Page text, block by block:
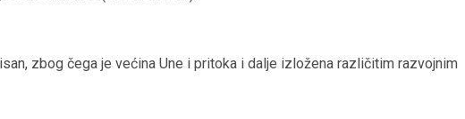
zbog čega je većina Une i pritoka i dalje izložena različitim razvojnim